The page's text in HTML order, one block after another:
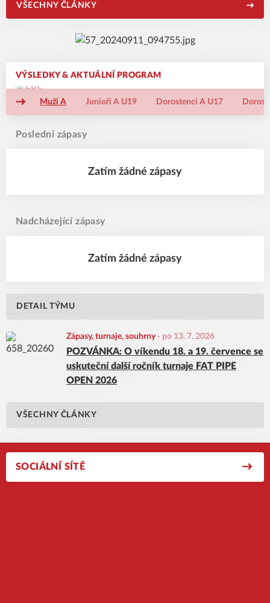
VŠECHNY ČLÁNKY
VÝSLEDKY & AKTUÁLNÍ PROGRAM
Muži A Junioři A U19 Dorostenci A U17
Poslední zápasy
Zatím žádné zápasy
Nadcházející zápasy
Zatím žádné zápasy
DETAIL TÝMU
Zápasy, turnaje, souhrny - po 13. 7. 2026
POZVÁNKA: O víkendu 18. a 19. července se
uskuteční další ročník turnaje FAT PIPE
OPEN 2026
VŠECHNY ČLÁNKY
SOCIÁLNÍ SÍTĚ